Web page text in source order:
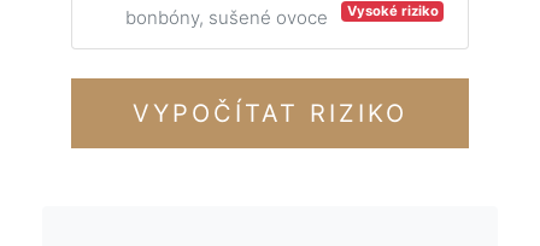
bonbóny, sušené ovoce
Vysoké riziko
VYPOČÍTAT RIZIKO